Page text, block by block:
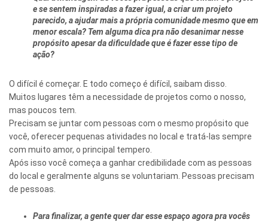
e se sentem inspiradas a fazer igual, a criar um projeto
parecido, a ajudar mais a própria comunidade mesmo que em
menor escala? Tem alguma dica pra não desanimar nesse
propósito apesar da dificuldade que é fazer esse tipo de
ação?
O difícil é começar. E todo começo é difícil, saibam disso.
Muitos lugares têm a necessidade de projetos como o nosso,
mas poucos tem.
Precisam se juntar com pessoas com o mesmo propósito que
você, oferecer pequenas atividades no local e tratá-las sempre
com muito amor, o principal tempero.
Após isso você começa a ganhar credibilidade com as pessoas
do local e geralmente alguns se voluntariam. Pessoas precisam
de pessoas.
Para finalizar, a gente quer dar esse espaço agora pra vocês